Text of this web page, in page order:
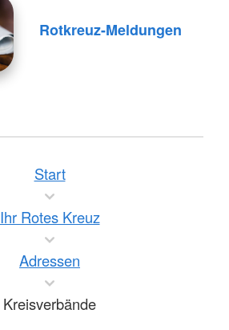
Rotkreuz-Meldungen
Start
Ihr Rotes Kreuz
Adressen
Kreisverbände